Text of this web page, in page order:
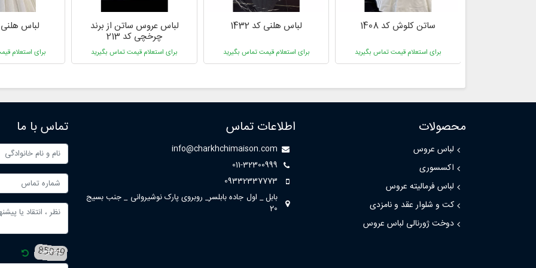
ساتن کلوش کد 1408
برای استعلام قیمت تماس بگیرید
لباس هلنی کد 1432
برای استعلام قیمت تماس بگیرید
لباس عروس ساتن از برند
چرخچی کد 213
برای استعلام قیمت تماس بگیرید
لباس هلنی
برای استعلام
محصولات
لباس عروس
اکسسوری
لباس فرمالیته عروس
کت و شلوار عقد و نامزدی
دوخت ژورنالی لباس عروس
اطلاعات تماس
info@charkhchimaison.com
011-32300999
09332337773
بابل _ اول جاده بابلسر_ روبروی پارک نوشیروانی _ جنب بسیج
20
تماس با ما